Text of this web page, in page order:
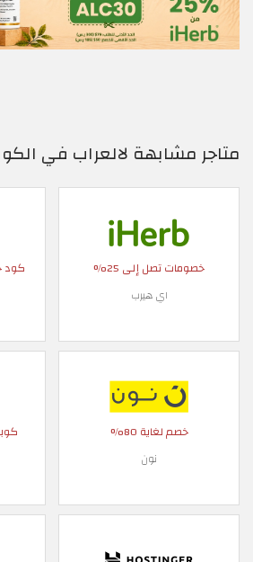
متاجر مشابهة لالعراب في
خصومات تصل إلى 25%
اي هيرب
كود خصم 30%
خصم لغاية 80%
نون